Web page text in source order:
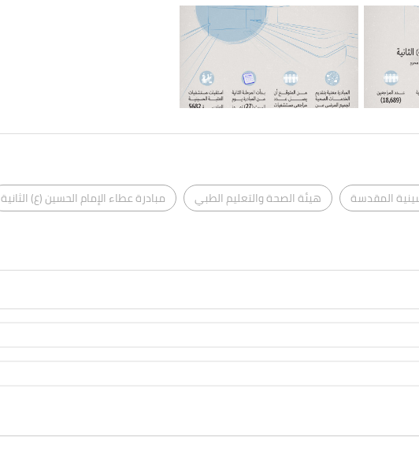
المقدسة هيئة الصحة والتعليم الطبي مبادرة عطاء الإمام الحسين (ع) الثانية